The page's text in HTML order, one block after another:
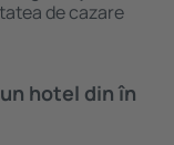
de cazare
hotel din în